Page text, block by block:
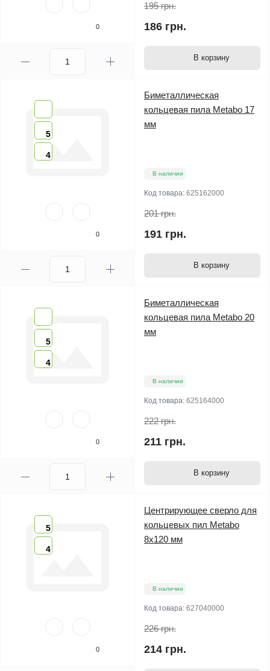
0
195 грн.
186 грн.
В корзину
5
4
0
Биметаллическая
кольцевая пила Metabo 17
мм
В наличии
Код товара: 625162000
201 грн.
191 грн.
В корзину
5
4
0
Биметаллическая
кольцевая пила Metabo 20
мм
В наличии
Код товара: 625164000
222 грн.
211 грн.
В корзину
5
4
0
Центрирующее сверло для
кольцевых пил Metabo
8х120 мм
В наличии
Код товара: 627040000
226 грн.
214 грн.